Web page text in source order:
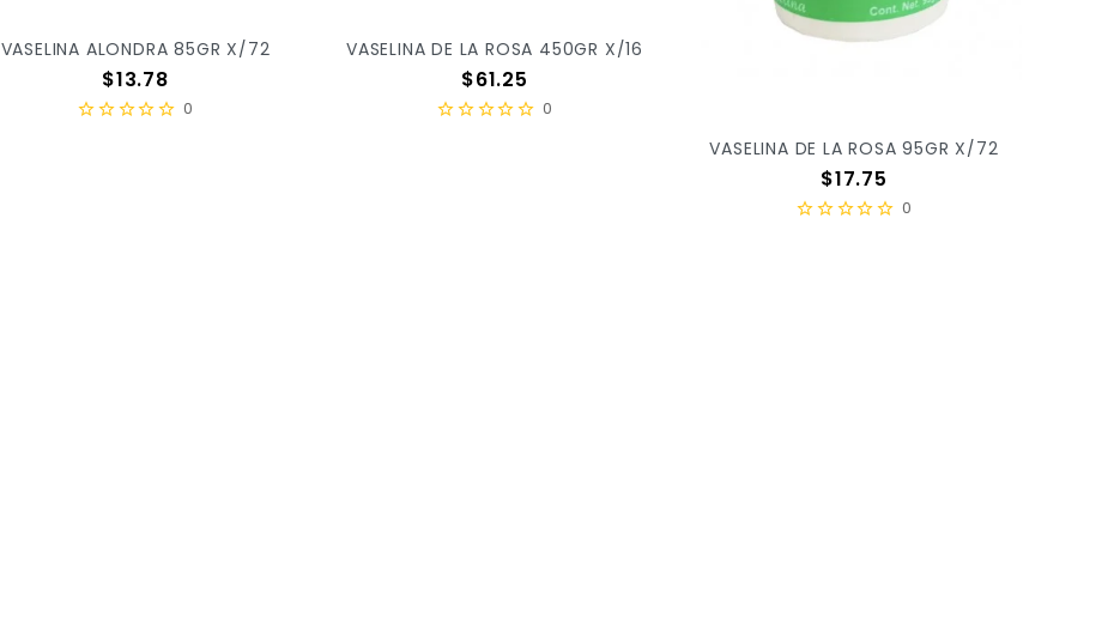
VASELINA ALONDRA 85GR X/72
Precio
$13.78
0
VASELINA DE LA ROSA 450GR X/16
Precio
$61.25
0
VASELINA DE LA ROSA 95GR X/72
Precio
$17.75
0